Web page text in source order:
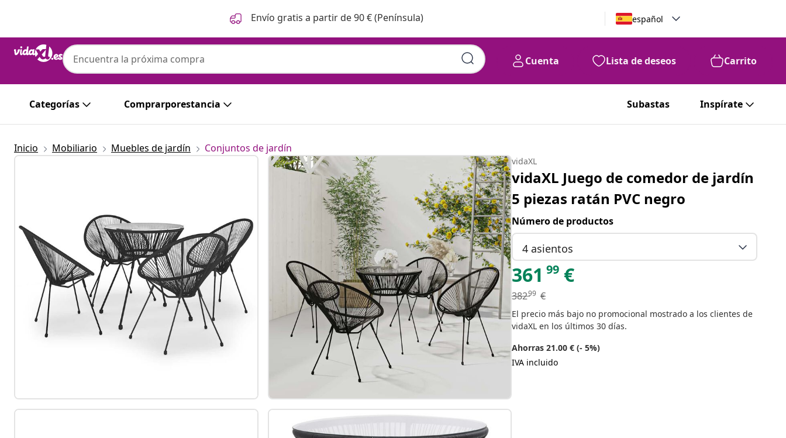
Envío gratis a partir de 90 € (Península) español
Cuenta Lista de deseos Carrito
Categorías Comprarporestancia Subastas Inspírate
Inicio Mobiliario Muebles de jardín Conjuntos de jardín
vidaXL
vidaXL Juego de comedor de jardín
5 piezas ratán PVC negro
Número de productos
4 asientos
361 99 €
38299 €
El precio más bajo no promocional mostrado a los clientes de
vidaXL en los últimos 30 días.
Ahorras 21.00 € (- 5%)
IVA incluido